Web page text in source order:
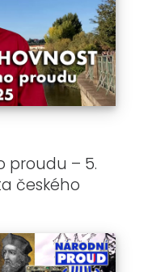
proudu – 5.
českého